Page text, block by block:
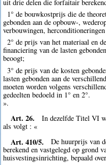
uit drie delen die forfaitair
1° de bouwkostprijs die de
gebonden aan de opbouw-,
verbouwingen,
2° de prijs van het materiaal en
financiering van de lasten
beoogt;
3° de prijs van de kosten
lasten gebonden aan de
moeten worden volgens
gedeelten bedoeld in 1° en 2°.
».
Art. 26.
In dezelfde Titel VI
als volgt : «
Art. 410/5.
De huurprijs van
berekend en vastgelegd op grond
huisvestingsinrichting, bepaald